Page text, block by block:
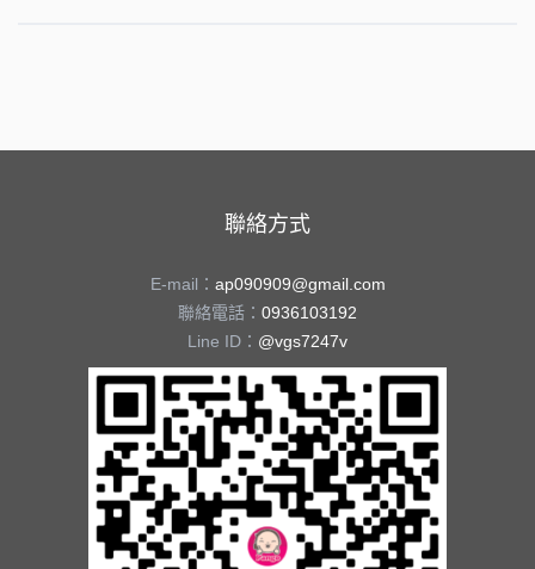
聯絡方式
E-mail： ap090909@gmail.com
聯絡電話： 0936103192
Line ID： @vgs7247v